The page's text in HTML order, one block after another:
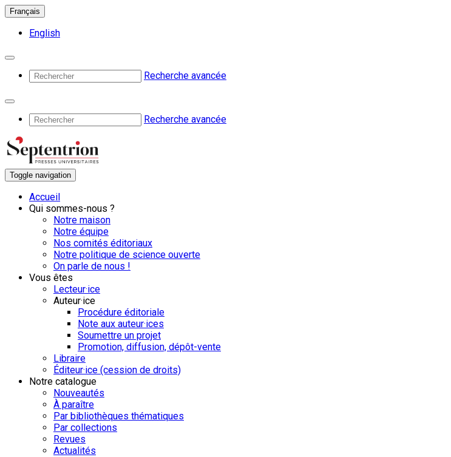
Français
English
Recherche avancée
Recherche avancée
Toggle navigation
Accueil
Qui sommes-nous ?
Notre maison
Notre équipe
Nos comités éditoriaux
Notre politique de science ouverte
On parle de nous !
Vous êtes
Lecteur·ice
Auteur·ice
Procédure éditoriale
Note aux auteur·ices
Soumettre un projet
Promotion, diffusion, dépôt-vente
Libraire
Éditeur·ice (cession de droits)
Notre catalogue
Nouveautés
À paraître
Par bibliothèques thématiques
Par collections
Revues
Actualités